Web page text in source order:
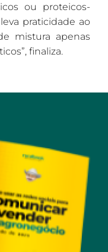
ou proteicos-
praticidade ao
mistura apenas
finaliza.